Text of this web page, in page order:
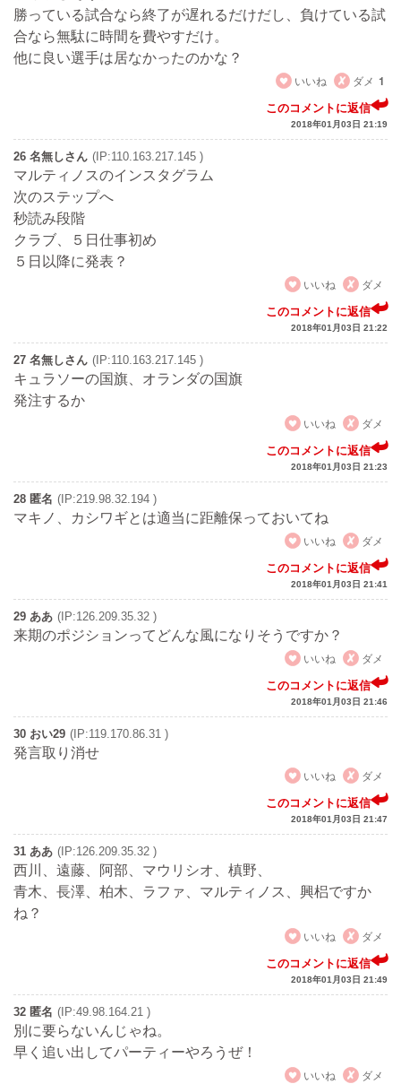
勝っている試合なら終了が遅れるだけだし、負けている試
合なら無駄に時間を費やすだけ。
他に良い選手は居なかったのかな？
いいね
ダメ 1
このコメントに返信
2018年01月03日 21:19
26 名無しさん (IP:110.163.217.145 )
マルティノスのインスタグラム
次のステップへ
秒読み段階
クラブ、５日仕事初め
５日以降に発表？
いいね
ダメ
このコメントに返信
2018年01月03日 21:22
27 名無しさん (IP:110.163.217.145 )
キュラソーの国旗、オランダの国旗
発注するか
いいね
ダメ
このコメントに返信
2018年01月03日 21:23
28 匿名 (IP:219.98.32.194 )
マキノ、カシワギとは適当に距離保っておいてね
いいね
ダメ
このコメントに返信
2018年01月03日 21:41
29 ああ (IP:126.209.35.32 )
来期のポジションってどんな風になりそうですか？
いいね
ダメ
このコメントに返信
2018年01月03日 21:46
30 おい29 (IP:119.170.86.31 )
発言取り消せ
いいね
ダメ
このコメントに返信
2018年01月03日 21:47
31 ああ (IP:126.209.35.32 )
西川、遠藤、阿部、マウリシオ、槙野、
青木、長澤、柏木、ラファ、マルティノス、興梠ですか
ね？
いいね
ダメ
このコメントに返信
2018年01月03日 21:49
32 匿名 (IP:49.98.164.21 )
別に要らないんじゃね。
早く追い出してパーティーやろうぜ！
いいね
ダメ